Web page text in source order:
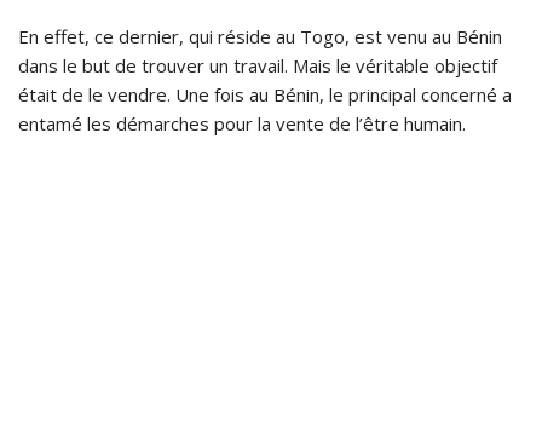
En effet, ce dernier, qui réside au Togo, est venu au Bénin
dans le but de trouver un travail. Mais le véritable objectif
était de le vendre. Une fois au Bénin, le principal concerné a
entamé les démarches pour la vente de l’être humain.